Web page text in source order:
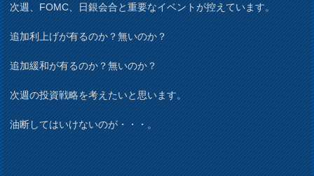
次週、FOMC、日銀会合と重要なイベントが控えています。
追加利上げが有るのか？無いのか？
追加緩和が有るのか？無いのか？
次週の投資戦略を考えたいと思います。
油断してはいけないのが・・・。